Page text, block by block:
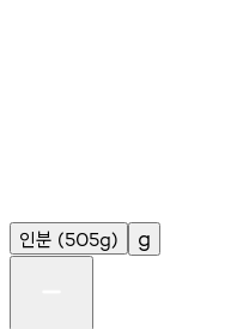
인분 (505g) g